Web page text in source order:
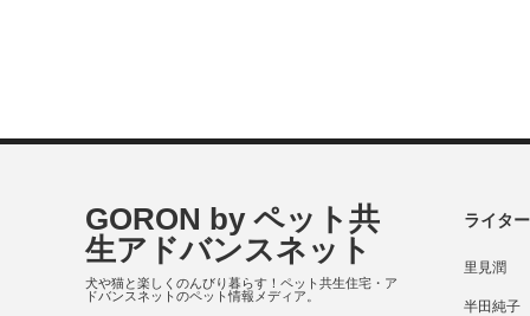
ライタ
里見潤
半田純子
GORON by ペット共
生アドバンスネット
犬や猫と楽しくのんびり暮らす！ペット共生住宅・ア
ドバンスネットのペット情報メディア。